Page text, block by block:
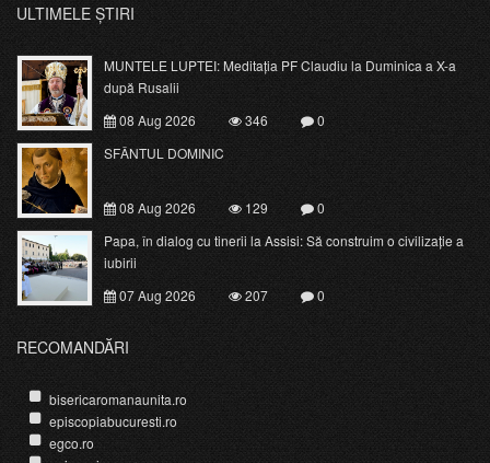
ULTIMELE ȘTIRI
MUNTELE LUPTEI: Meditația PF Claudiu la Duminica a X-a
după Rusalii
08 Aug 2026
346
0
SFÂNTUL DOMINIC
08 Aug 2026 129
0
Papa, în dialog cu tinerii la Assisi: Să construim o civilizație a
iubirii
07 Aug 2026
207 0
RECOMANDĂRI
bisericaromanaunita.ro
episcopiabucuresti.ro
egco.ro